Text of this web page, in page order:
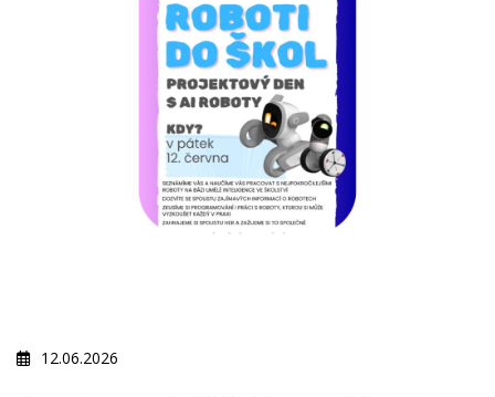
12.06.2026